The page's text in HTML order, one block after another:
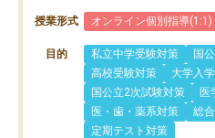
授業形式 オンライン個別指導(1:1)
目的 私立中学受験対策
国
高校受験対策
大学入
国公立2次試験対策
医
医・歯・薬系対策
総
定期テスト対策